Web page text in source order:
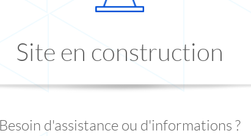
Site en construction
Besoin d'assistance ou d'informations ?